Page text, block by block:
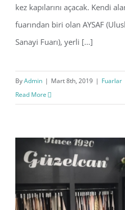
kez kapılarını açacak. Kendi
fuarından biri olan AYSAF
Sanayi Fuarı), yerli [...]
ByAdmin | Mart 8th, 2019 | Fuarlar
Read More